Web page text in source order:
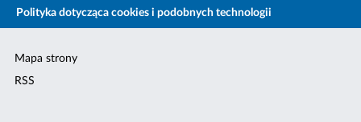
Polityka dotycząca cookies i podobnych technologii
Mapa strony
RSS